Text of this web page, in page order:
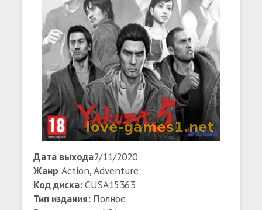
Дата выхода2/11/2020
Жанр Action, Adventure
Код диска:CUSA15363
Тип издания: Полное